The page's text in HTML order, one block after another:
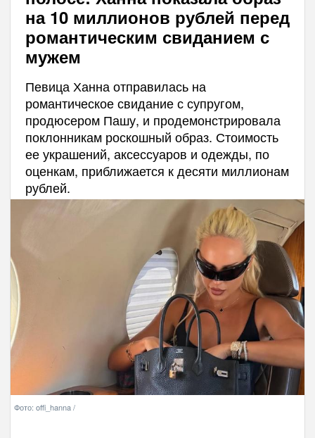
на 10 миллионов рублей перед
романтическим свиданием с
мужем
Певица Ханна отправилась на
романтическое свидание с супругом,
продюсером Пашу, и продемонстрировала
поклонникам роскошный образ. Стоимость
ее украшений, аксессуаров и одежды, по
оценкам, приближается к десяти миллионам
рублей.
Фото: offi_hanna /